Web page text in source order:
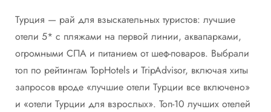
Турция — рай для взыскательных туристов: лучшие
отели 5* с пляжами на первой линии, аквапарками,
огромными СПА и питанием от шеф-поваров. Выбрали
топ по рейтингам TopHotels и TripAdvisor, включая хиты
запросов вроде «лучшие отели Турции все включено»
и «отели Турции для взрослых». Топ-10 лучших отелей